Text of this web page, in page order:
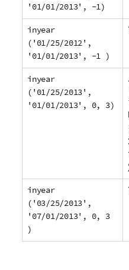
'01/01/2013', -1)
inyear
('01/25/2012',
'01/01/2013', -1 )
inyear
('01/25/2013',
'01/01/2013', 0, 3)
inyear
('03/25/2013',
'07/01/2013', 0, 3
)